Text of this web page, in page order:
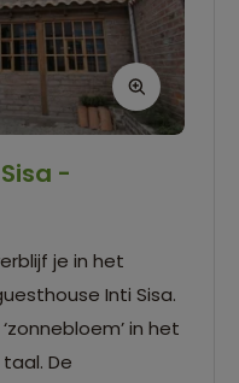
-
je in het
Inti Sisa.
in het
De